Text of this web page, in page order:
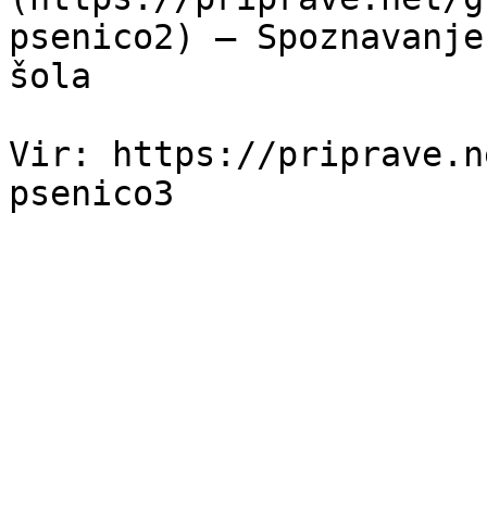
psenico2) —
šola
Vir: https://